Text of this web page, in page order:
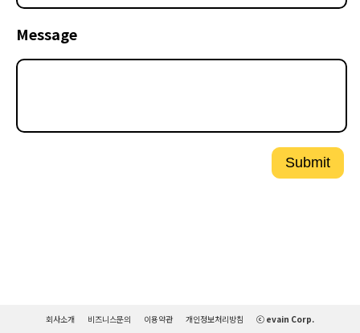
Message
Submit
회사소개 비즈니스문의 이용약관 개인정보처리방침 ⓒ evain Corp.